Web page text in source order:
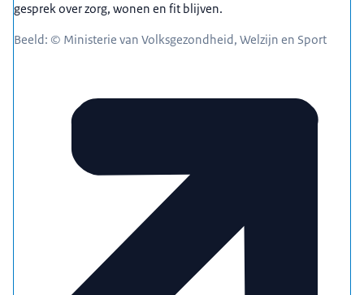
gesprek over zorg, wonen en fit blijven.
Beeld: © Ministerie van Volksgezondheid, Welzijn en Sport